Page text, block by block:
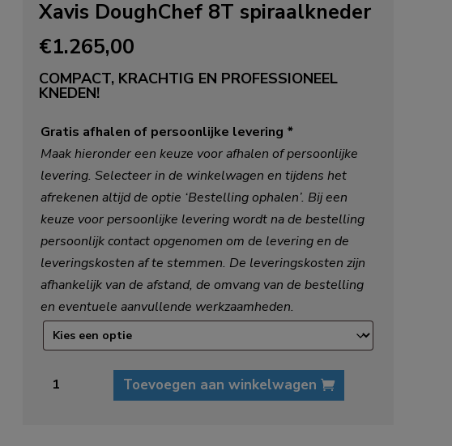
Xavis DoughChef 8T spiraalkneder
€1.265,00
COMPACT, KRACHTIG EN PROFESSIONEEL
KNEDEN!
Gratis afhalen of persoonlijke levering *
Maak hieronder een keuze voor afhalen of persoonlijke
levering. Selecteer in de winkelwagen en tijdens het
afrekenen altijd de optie ‘Bestelling ophalen’. Bij een
keuze voor persoonlijke levering wordt na de bestelling
persoonlijk contact opgenomen om de levering en de
leveringskosten af te stemmen. De leveringskosten zijn
afhankelijk van de afstand, de omvang van de bestelling
en eventuele aanvullende werkzaamheden.
DoughChef
Toevoegen aan winkelwagen